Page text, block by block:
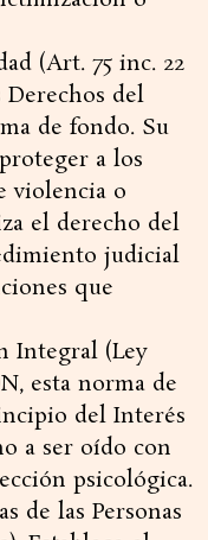
(Art. 75 inc. 22
del
de fondo. Su
a los
violencia o
el derecho del
judicial
que
Integral (Ley
esta norma de
del Interés
a ser oído con
psicológica.
de las Personas